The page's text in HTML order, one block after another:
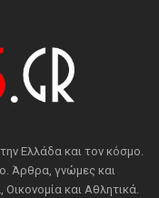
Ελλάδα και τον κόσμο.
Άρθρα, γνώμες και
Οικονομία και Αθλητικά.